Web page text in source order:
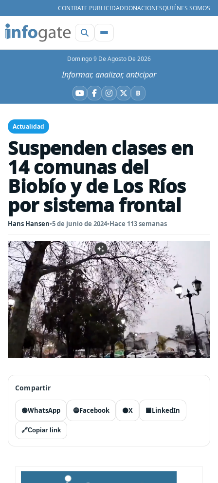
CONTRATE PUBLICIDADDONACIONESQUIÉNES SOMOS
Domingo 9 De Agosto De 2026
Informar, analizar, anticipar
YouTube
Facebook
Instagram
X BBluesky
Actualidad
Suspenden clases en
14 comunas del
Biobío y de Los Ríos
por sistema frontal
Hans Hansen•5 de junio de 2024•Hace 113 semanas
Compartir
🟢WhatsApp 🔵Facebook ⚫X 🟦LinkedIn
🔗Copiar link